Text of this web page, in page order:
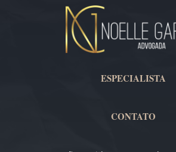
ESPECIALISTA
CONTATO